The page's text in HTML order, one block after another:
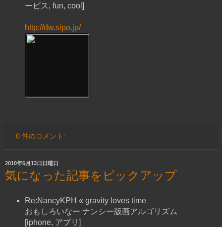
ービス, fun, cool]
http://dw.sipo.jp/
0 件のコメント:
2010年6月13日日曜日
気になった記事をピックアップ
Re:NancyKPH « gravity loves time
おもしろいなー ナンシー版画アルゴリズム
[iphone, アプリ]